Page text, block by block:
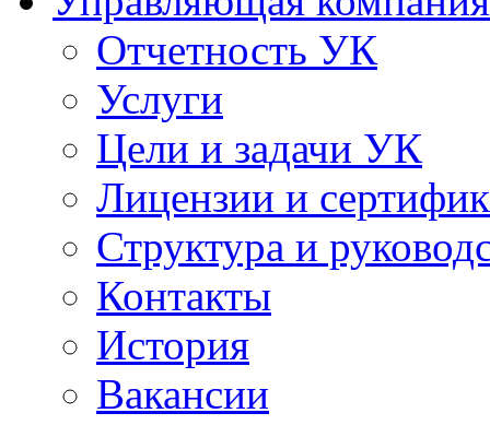
Отчетность УК
Услуги
Цели и задачи УК
Лицензии и
Структура и
Контакты
История
Вакансии